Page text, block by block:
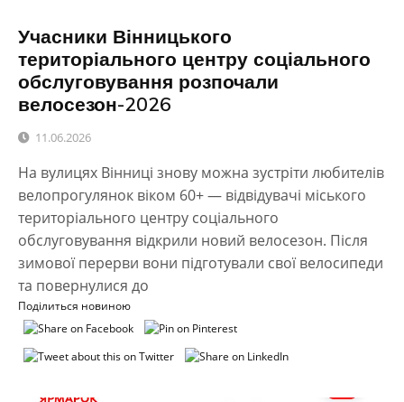
Учасники Вінницького
територіального центру соціального
обслуговування розпочали
велосезон-2026
11.06.2026
На вулицях Вінниці знову можна зустріти любителів
велопрогулянок віком 60+ — відвідувачі міського
територіального центру соціального
обслуговування відкрили новий велосезон. Після
зимової перерви вони підготували свої велосипеди
та повернулися до
Поділиться новиною